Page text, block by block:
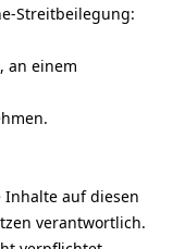
Streitbeilegung:
an einem
auf diesen
verantwortlich.